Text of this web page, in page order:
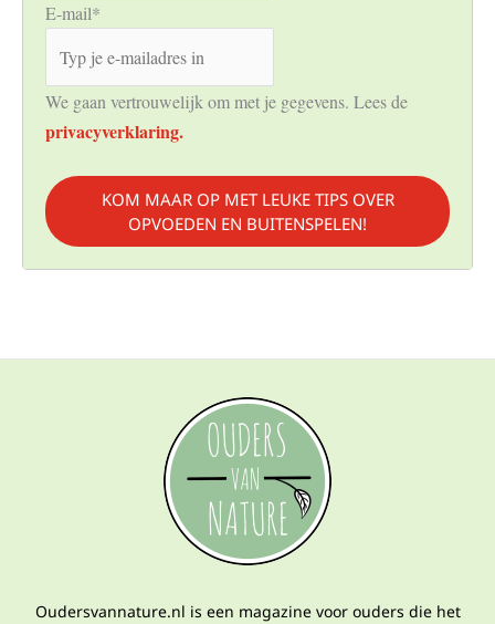
E-mail*
We gaan vertrouwelijk om met je gegevens. Lees de
privacyverklaring.
KOM MAAR OP MET LEUKE TIPS OVER
OPVOEDEN EN BUITENSPELEN!
Oudersvannature.nl is een magazine voor ouders die het